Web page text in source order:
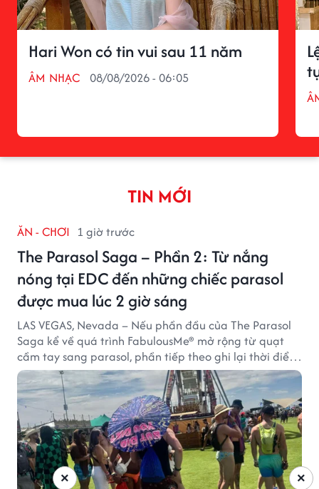
Hari Won có tin vui sau 11 năm
ÂM NHẠC 08/08/2026 - 06:05
TIN MỚI
ĂN - CHƠI 1 giờ trước
The Parasol Saga – Phần 2: Từ nắng
nóng tại EDC đến những chiếc parasol
được mua lúc 2 giờ sáng
LAS VEGAS, Nevada – Nếu phần đầu của The Parasol
Saga kể về quá trình FabulousMe® mở rộng từ quạt
cầm tay sang parasol, phần tiếp theo ghi lại thời điểm
sản phẩm được thị trường đón nhận và dần vượt khỏi
công năng che nắng thông thường.
×
×